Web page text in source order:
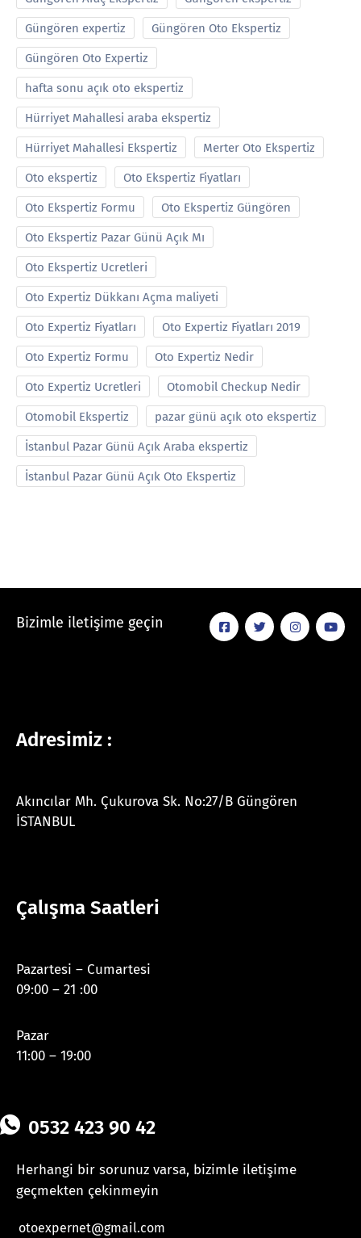
Güngören expertiz Güngören Oto Ekspertiz
Güngören Oto Expertiz
hafta sonu açık oto ekspertiz
Hürriyet Mahallesi araba ekspertiz
Hürriyet Mahallesi Ekspertiz Merter Oto Ekspertiz
Oto ekspertiz Oto Ekspertiz Fiyatları
Oto Ekspertiz Formu Oto Ekspertiz Güngören
Oto Ekspertiz Pazar Günü Açık Mı
Oto Ekspertiz Ucretleri
Oto Expertiz Dükkanı Açma maliyeti
Oto Expertiz Fiyatları Oto Expertiz Fiyatları 2019
Oto Expertiz Formu Oto Expertiz Nedir
Oto Expertiz Ucretleri Otomobil Checkup Nedir
Otomobil Ekspertiz pazar günü açık oto ekspertiz
İstanbul Pazar Günü Açık Araba ekspertiz
İstanbul Pazar Günü Açık Oto Ekspertiz
Bizimle iletişime geçin
Adresimiz :
Akıncılar Mh. Çukurova Sk. No:27/B Güngören
İSTANBUL
Çalışma Saatleri
Pazartesi – Cumartesi
09:00 – 21 :00
Pazar
11:00 – 19:00
0532 423 90 42
Herhangi bir sorunuz varsa, bizimle iletişime
geçmekten çekinmeyin
otoexpernet@gmail.com